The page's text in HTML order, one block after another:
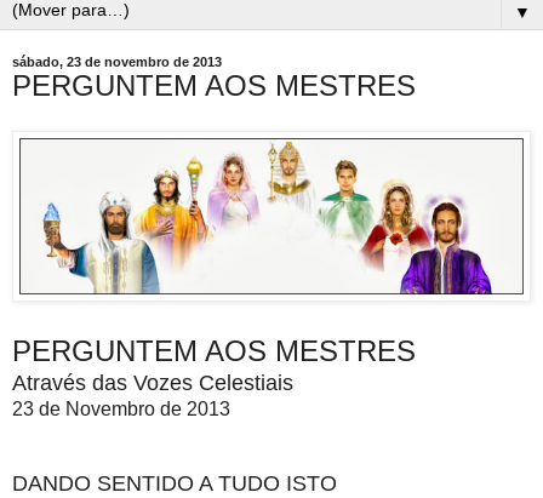
▼
sábado, 23 de novembro de 2013
PERGUNTEM AOS MESTRES
PERGUNTEM AOS MESTRES
Através das Vozes Celestiais
23 de Novembro de 2013
DANDO SENTIDO A TUDO ISTO